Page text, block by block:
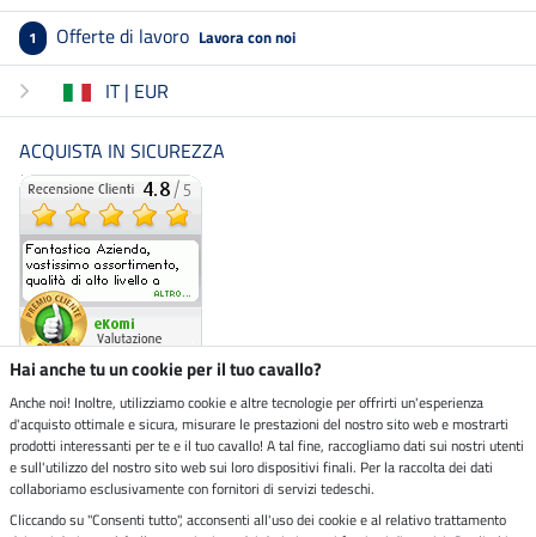
1 Offerte di lavoro Lavora con noi
IT | EUR
ACQUISTA IN SICUREZZA
Negozio ecosostenibile
Spedizioni tramite
Hai anche tu un cookie per il tuo cavallo?
Anche noi! Inoltre, utilizziamo cookie e altre tecnologie per offrirti un'esperienza
d'acquisto ottimale e sicura, misurare le prestazioni del nostro sito web e mostrarti
prodotti interessanti per te e il tuo cavallo! A tal fine, raccogliamo dati sui nostri utenti
e sull'utilizzo del nostro sito web sui loro dispositivi finali. Per la raccolta dei dati
collaboriamo esclusivamente con fornitori di servizi tedeschi.
Cliccando su "Consenti tutto", acconsenti all'uso dei cookie e al relativo trattamento